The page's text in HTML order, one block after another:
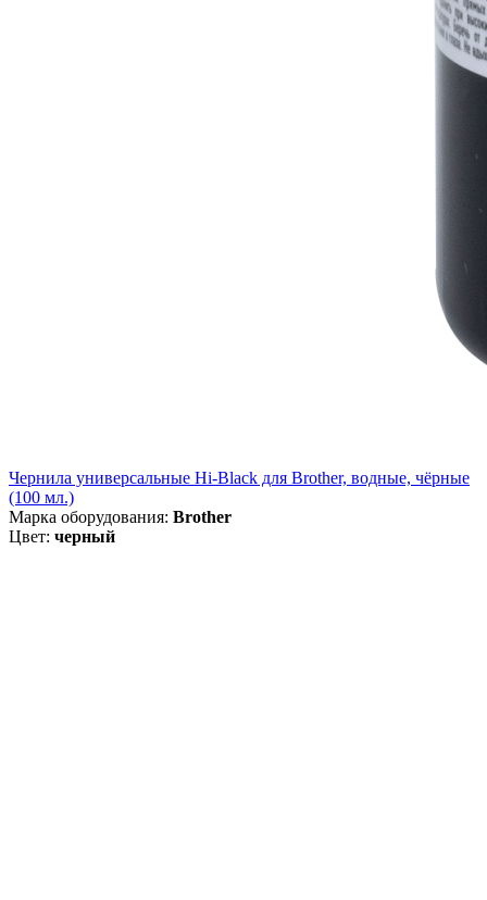
Чернила универсальные Hi-Black для Brother, водные, чёрные
(100 мл.)
Марка оборудования: Brother
Цвет: черный